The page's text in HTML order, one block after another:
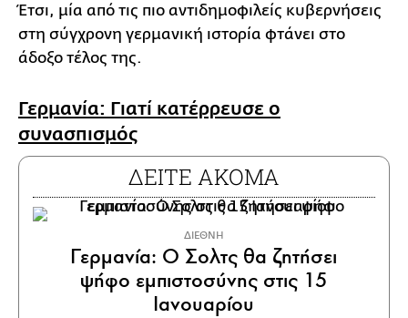
Έτσι, μία από τις πιο αντιδημοφιλείς κυβερνήσεις
στη σύγχρονη γερμανική ιστορία φτάνει στο
άδοξο τέλος της.
Γερμανία: Γιατί κατέρρευσε ο
συνασπισμός
ΔΕΙΤΕ ΑΚΟΜΑ
ΔΙΕΘΝΗ
Γερμανία: Ο Σολτς θα ζητήσει
ψήφο εμπιστοσύνης στις 15
Ιανουαρίου